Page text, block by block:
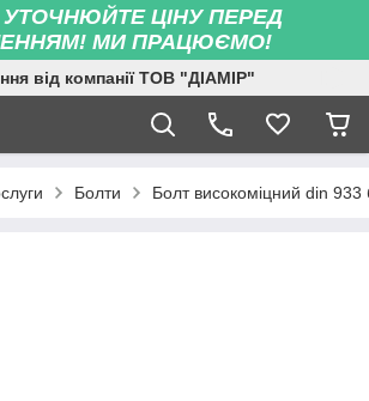
УТОЧНЮЙТЕ ЦІНУ ПЕРЕД
МИ ПРАЦЮЄМО!
від компанії ТОВ "ДІАМІР"
Болти Болт високоміцний din 933